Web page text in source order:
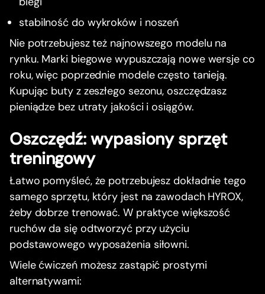
stabilność do wykroków i noszeń
Nie potrzebujesz też najnowszego modelu na
rynku. Marki biegowe wypuszczają nowe wersje co
roku, więc poprzednie modele często tanieją.
Kupując buty z zeszłego sezonu, oszczędzasz
pieniądze bez utraty jakości i osiągów.
Oszczędź: wypasiony sprzęt
treningowy
Łatwo pomyśleć, że potrzebujesz dokładnie tego
samego sprzętu, który jest na zawodach HYROX,
żeby dobrze trenować. W praktyce większość
ruchów da się odtworzyć przy użyciu
podstawowego wyposażenia siłowni.
Wiele ćwiczeń możesz zastąpić prostymi
alternatywami: